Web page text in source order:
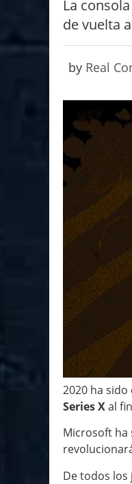
La
de vuelta
by Real
2020 ha
Series Xal
Microsoft ha
De todos los